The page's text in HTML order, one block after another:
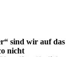
sind wir auf das
nicht